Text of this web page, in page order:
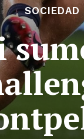
SOCIEDAD